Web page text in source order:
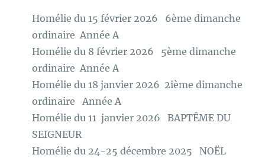
Homélie du 15 février 2026 6ème dimanche
ordinaire Année A
Homélie du 8 février 2026 5ème dimanche
ordinaire Année A
Homélie du 18 janvier 2026 2ième dimanche
ordinaire Année A
Homélie du 11 janvier 2026 BAPTÊME DU
SEIGNEUR
Homélie du 24-25 décembre 2025 NOËL